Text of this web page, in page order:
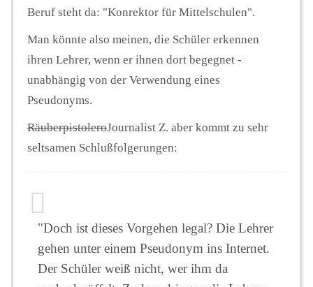
Beruf steht da: "Konrektor für Mittelschulen".
Man könnte also meinen, die Schüler erkennen
ihren Lehrer, wenn er ihnen dort begegnet -
unabhängig von der Verwendung eines
Pseudonyms.
RäuberpistoleroJournalist Z. aber kommt zu sehr
seltsamen Schlußfolgerungen:
"Doch ist dieses Vorgehen legal? Die Lehrer
gehen unter einem Pseudonym ins Internet.
Der Schüler weiß nicht, wer ihm da